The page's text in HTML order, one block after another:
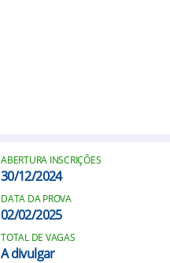
ABERTURA INSCRIÇÕES
30/12/2024
DATA DA PROVA
02/02/2025
TOTAL DE VAGAS
A divulgar